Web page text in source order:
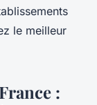
le meilleur
: